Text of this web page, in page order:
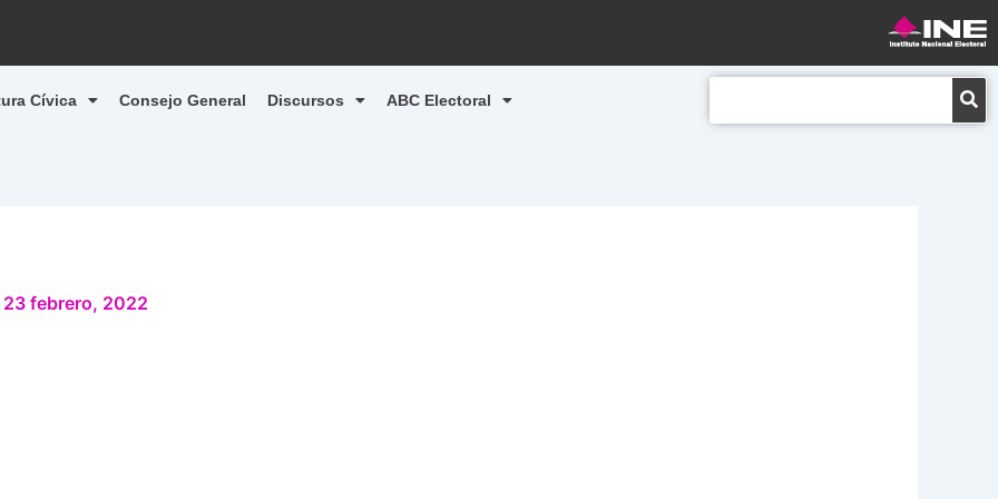
Cívica Consejo General Discursos ABC Electoral
23 febrero, 2022